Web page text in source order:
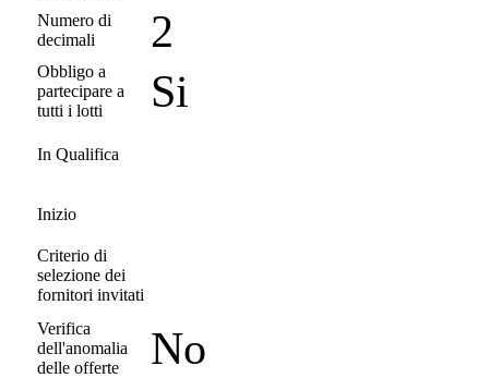
Numero di
decimali
2
Obbligo a
partecipare a
tutti i lotti
Si
In Qualifica
Inizio
Criterio di
selezione dei
fornitori invitati
Verifica
dell'anomalia
delle offerte
No